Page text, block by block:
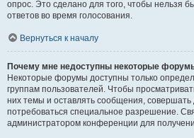
опрос. Это сделано для того, чтобы нельзя
ответов во время голосования.
Вернуться к началу
Почему мне недоступны некоторые
Некоторые форумы доступны только
группам пользователей. Чтобы
них темы и оставлять сообщения, совершать
потребоваться специальное разрешение.
администратором конференции для